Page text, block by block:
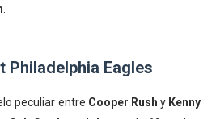
Philadelphia Eagles
peculiar entre Cooper Rush y Kenny